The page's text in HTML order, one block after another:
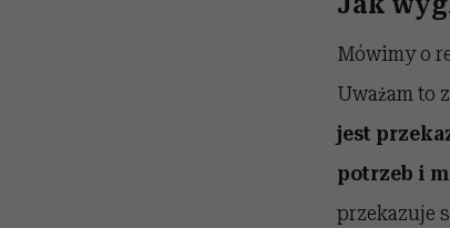
Mówimy o
Uważam to
jest
potrzeb i
przekazuje